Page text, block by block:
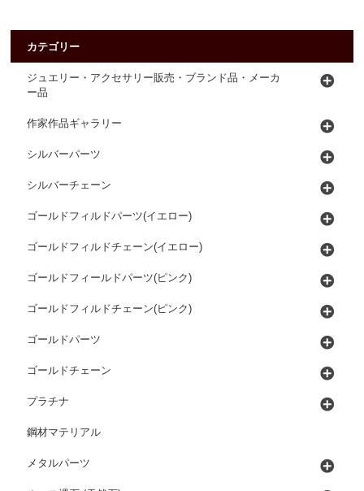
カテゴリー
ジュエリー・アクセサリー販売・ブランド品・メーカ
ー品
作家作品ギャラリー
シルバーパーツ
シルバーチェーン
ゴールドフィルドパーツ(イエロー)
ゴールドフィルドチェーン(イエロー)
ゴールドフィールドパーツ(ピンク)
ゴールドフィルドチェーン(ピンク)
ゴールドパーツ
ゴールドチェーン
プラチナ
鋼材マテリアル
メタルパーツ